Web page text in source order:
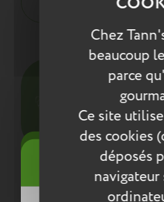
Chez
beaucoup
parce
Ce site
des cookies
déposés
Pour l’entretien de
conseillons d’utiliser
éponge légèrement
savonneuse.
qui risqueraient de
Compléter la
Mes